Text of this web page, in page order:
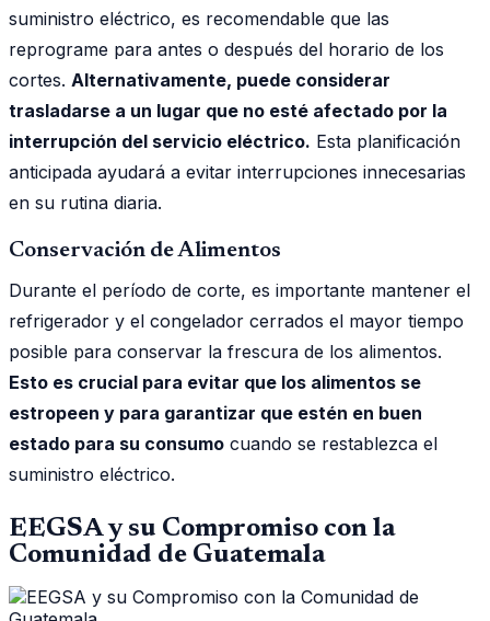
suministro eléctrico, es recomendable que las
reprograme para antes o después del horario de los
cortes. Alternativamente, puede considerar
trasladarse a un lugar que no esté afectado por la
interrupción del servicio eléctrico. Esta planificación
anticipada ayudará a evitar interrupciones innecesarias
en su rutina diaria.
Conservación de Alimentos
Durante el período de corte, es importante mantener el
refrigerador y el congelador cerrados el mayor tiempo
posible para conservar la frescura de los alimentos.
Esto es crucial para evitar que los alimentos se
estropeen y para garantizar que estén en buen
estado para su consumo cuando se restablezca el
suministro eléctrico.
EEGSA y su Compromiso con la
Comunidad de Guatemala